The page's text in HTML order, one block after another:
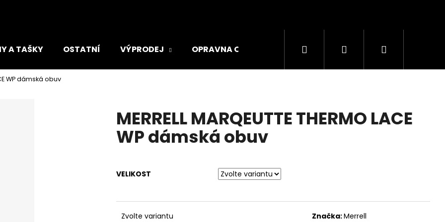
A TAŠKY OSTATNÍ VÝPRODEJ OPRAVNA OBUVI ZNAČKYHledat PřihlášeníNákupní
WP dámská obuv
MERRELL MARQEUTTE THERMO LACE
WP dámská obuv
VELIKOST
Zvolte variantu Značka:Merrell
Co potřebujete najít?
ADIDAS RUN LOGO W DÁMSKÉ TRIKO